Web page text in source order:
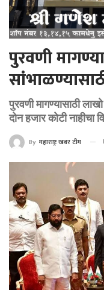
पुरवणी
पुरवणी मागण्यासाठी
दोन हजार कोटी नाहीचा
By महाराष्ट्र खबर टीम